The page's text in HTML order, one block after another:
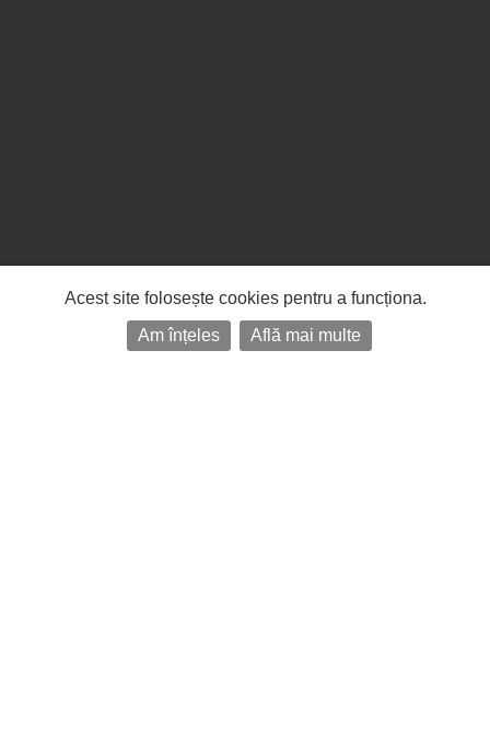
Acest site folosește cookies pentru a funcționa.
Am înțeles
Află mai multe